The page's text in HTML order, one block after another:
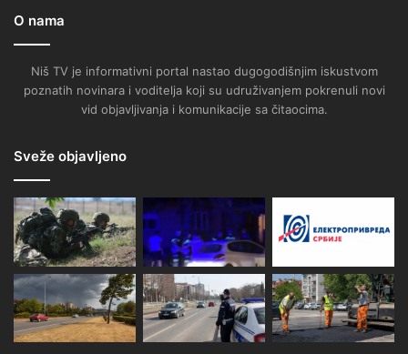
O nama
Niš TV je informativni portal nastao dugogodišnjim iskustvom
poznatih novinara i voditelja koji su udruživanjem pokrenuli novi
vid objavljivanja i komunikacije sa čitaocima.
Sveže objavljeno